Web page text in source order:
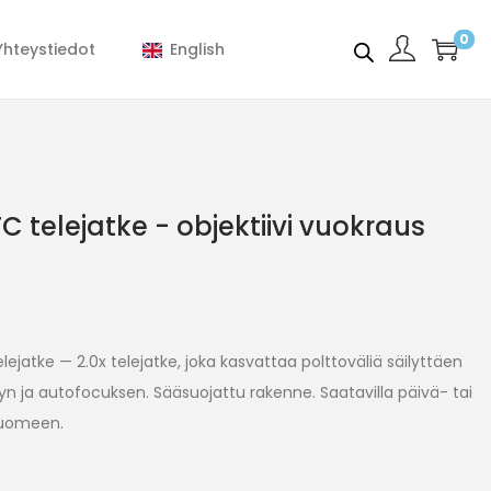
English 0
telejatke - objektiivi vuokraus
— 2.0x telejatke, joka kasvattaa polttoväliä säilyttäen
ja autofocuksen. Sääsuojattu rakenne. Saatavilla päivä- tai